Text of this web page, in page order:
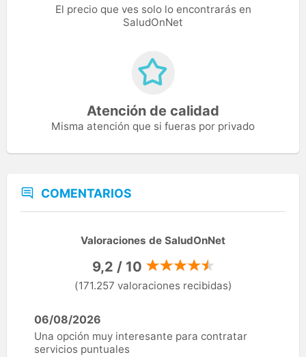
El precio que ves solo lo encontrarás en
SaludOnNet
Atención de calidad
Misma atención que si fueras por privado
COMENTARIOS
Valoraciones de SaludOnNet
9,2 / 10
(171.257 valoraciones recibidas)
06/08/2026
Una opción muy interesante para contratar
servicios puntuales